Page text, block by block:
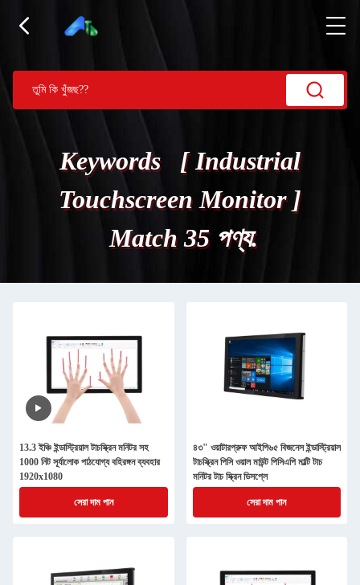
Keywords [ Industrial
Touchscreen Monitor ]
Match 35 পণ্য.
13.3 ইঞ্চি ইন্ডাস্ট্রিয়াল টাচস্ক্রিন মনিটর সহ
1000 নিট সূর্যালোক পাঠযোগ্য বহিরঙ্গন ব্যবহার
1920x1080
সেরা দাম পান
৪৩" ওয়াটারপ্রুফ আইপি৬৫ বিজনেস ইন্ডাস্ট্রিয়াল
টাচস্ক্রিন পিসি ওয়াল মাউন্ট পিসিএপি মাল্টি টাচ
মনিটর টাচ স্ক্রিন ডিসপ্লে
সেরা দাম পান